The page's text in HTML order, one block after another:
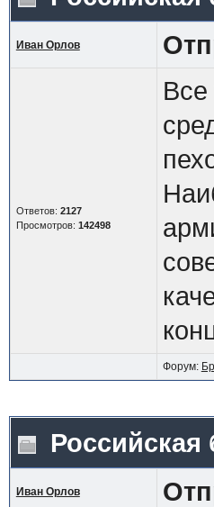
Иван Орлов
Ответов: 2127
Просмотров: 142498
Форум:
Российская
Иван Орлов